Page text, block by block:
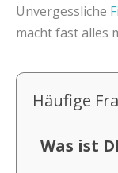
Unvergessliche
macht fast alles
Häufige
Was ist